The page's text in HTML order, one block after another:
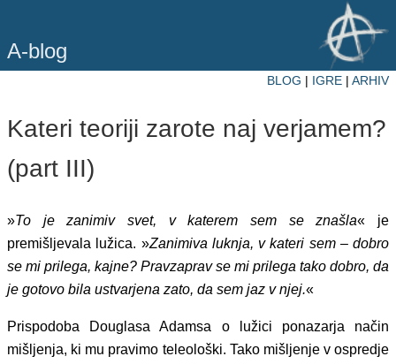
A-blog
BLOG | IGRE | ARHIV
Kateri teoriji zarote naj verjamem?
(part III)
»To je zanimiv svet, v katerem sem se znašla« je
premišljevala lužica. »Zanimiva luknja, v kateri sem – dobro
se mi prilega, kajne? Pravzaprav se mi prilega tako dobro, da
je gotovo bila ustvarjena zato, da sem jaz v njej.«
Prispodoba Douglasa Adamsa o lužici ponazarja način
mišljenja, ki mu pravimo teleološki. Tako mišljenje v ospredje